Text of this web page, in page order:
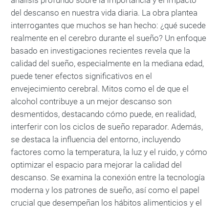
del descanso en nuestra vida diaria. La obra plantea
interrogantes que muchos se han hecho: ¿qué sucede
realmente en el cerebro durante el sueño? Un enfoque
basado en investigaciones recientes revela que la
calidad del sueño, especialmente en la mediana edad,
puede tener efectos significativos en el
envejecimiento cerebral. Mitos como el de que el
alcohol contribuye a un mejor descanso son
desmentidos, destacando cómo puede, en realidad,
interferir con los ciclos de sueño reparador. Además,
se destaca la influencia del entorno, incluyendo
factores como la temperatura, la luz y el ruido, y cómo
optimizar el espacio para mejorar la calidad del
descanso. Se examina la conexión entre la tecnología
moderna y los patrones de sueño, así como el papel
crucial que desempeñan los hábitos alimenticios y el